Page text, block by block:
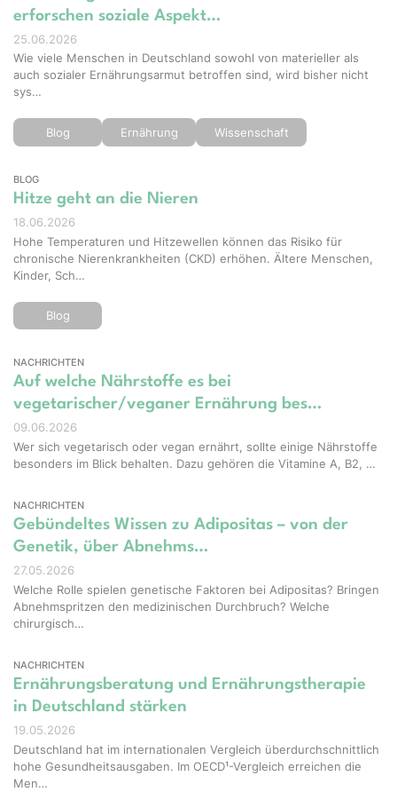
erforschen soziale Aspekt…
25.06.2026
Wie viele Menschen in Deutschland sowohl von materieller als
auch sozialer Ernährungsarmut betroffen sind, wird bisher nicht
sys…
Blog Ernährung Wissenschaft
BLOG
Hitze geht an die Nieren
18.06.2026
Hohe Temperaturen und Hitzewellen können das Risiko für
chronische Nierenkrankheiten (CKD) erhöhen. Ältere Menschen,
Kinder, Sch…
Blog
NACHRICHTEN
Auf welche Nährstoffe es bei
vegetarischer/veganer Ernährung bes…
09.06.2026
Wer sich vegetarisch oder vegan ernährt, sollte einige Nährstoffe
besonders im Blick behalten. Dazu gehören die Vitamine A, B2, …
NACHRICHTEN
Gebündeltes Wissen zu Adipositas – von der
Genetik, über Abnehms…
27.05.2026
Welche Rolle spielen genetische Faktoren bei Adipositas? Bringen
Abnehmspritzen den medizinischen Durchbruch? Welche
chirurgisch…
NACHRICHTEN
Ernährungsberatung und Ernährungstherapie
in Deutschland stärken
19.05.2026
Deutschland hat im internationalen Vergleich überdurchschnittlich
hohe Gesundheitsausgaben. Im OECD¹-Vergleich erreichen die
Men…